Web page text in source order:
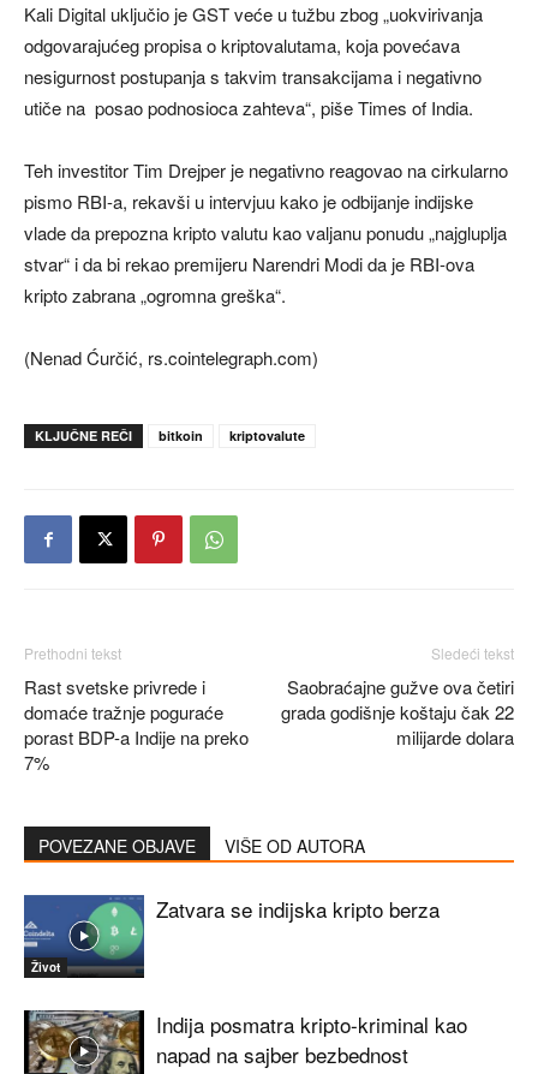
Kali Digital uključio je GST veće u tužbu zbog „uokvirivanja
odgovarajućeg propisa o kriptovalutama, koja povećava
nesigurnost postupanja s takvim transakcijama i negativno
utiče na posao podnosioca zahteva“, piše Times of India.
Teh investitor Tim Drejper je negativno reagovao na cirkularno
pismo RBI-a, rekavši u intervjuu kako je odbijanje indijske
vlade da prepozna kripto valutu kao valjanu ponudu „najgluplja
stvar“ i da bi rekao premijeru Narendri Modi da je RBI-ova
kripto zabrana „ogromna greška“.
(Nenad Ćurčić, rs.cointelegraph.com)
KLJUČNE REČI bitkoin kriptovalute
Prethodni tekst
Rast svetske privrede i
domaće tražnje poguraće
porast BDP-a Indije na preko
7%
Sledeći tekst
Saobraćajne gužve ova četiri
grada godišnje koštaju čak 22
milijarde dolara
POVEZANE OBJAVE VIŠE OD AUTORA
Život
Zatvara se indijska kripto berza
Indija posmatra kripto-kriminal kao
napad na sajber bezbednost